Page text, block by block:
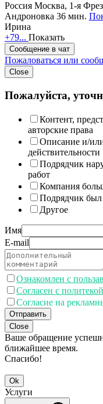
Россия Москва, 1-я
Андроновка 36 мин.
Ирина
+79... Показать
Сообщение в чат
Пожаловаться или
Close
Пожалуйста,
Контент,
авторские права
Описание и/
действительности
Подрядчик
работ
Компания
Подрядчик был
Другое
Имя
E-mail
Ознакомлен с
Согласен с
Согласие на
Отправить
Close
Ваше обращение
ближайшее время.
Спасибо!
Ok
Услуги